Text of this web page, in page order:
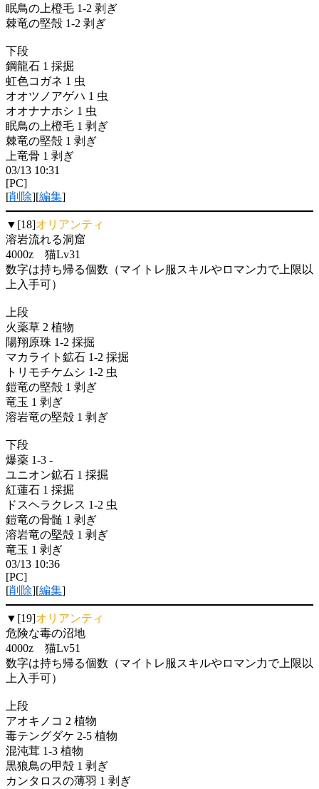
眠鳥の上橙毛 1-2 剥ぎ
棘竜の堅殻 1-2 剥ぎ
下段
鋼龍石 1 採掘
虹色コガネ 1 虫
オオツノアゲハ 1 虫
オオナナホシ 1 虫
眠鳥の上橙毛 1 剥ぎ
棘竜の堅殻 1 剥ぎ
上竜骨 1 剥ぎ
03/13 10:31
[PC]
[削除][編集]
▼[18]オリアンティ
溶岩流れる洞窟
4000z 猫Lv31
数字は持ち帰る個数（マイトレ服スキルやロマン力で上限以
上入手可）
上段
火薬草 2 植物
陽翔原珠 1-2 採掘
マカライト鉱石 1-2 採掘
トリモチケムシ 1-2 虫
鎧竜の堅殻 1 剥ぎ
竜玉 1 剥ぎ
溶岩竜の堅殻 1 剥ぎ
下段
爆薬 1-3 -
ユニオン鉱石 1 採掘
紅蓮石 1 採掘
ドスヘラクレス 1-2 虫
鎧竜の骨髄 1 剥ぎ
溶岩竜の堅殻 1 剥ぎ
竜玉 1 剥ぎ
03/13 10:36
[PC]
[削除][編集]
▼[19]オリアンティ
危険な毒の沼地
4000z 猫Lv51
数字は持ち帰る個数（マイトレ服スキルやロマン力で上限以
上入手可）
上段
アオキノコ 2 植物
毒テングダケ 2-5 植物
混沌茸 1-3 植物
黒狼鳥の甲殻 1 剥ぎ
カンタロスの薄羽 1 剥ぎ